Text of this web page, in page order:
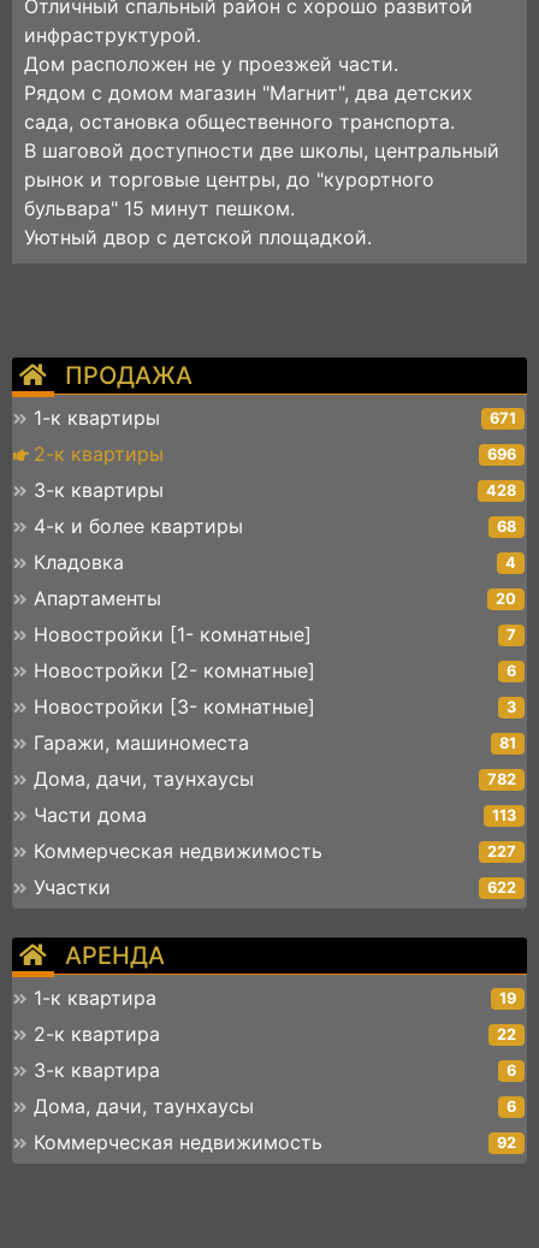
ПРОДАЖА
1-к квартиры 671
2-к квартиры 696
3-к квартиры 428
4-к и более квартиры 68
Кладовка 4
Апартаменты 20
Новостройки [1- комнатные] 7
Новостройки [2- комнатные] 6
Новостройки [3- комнатные] 3
Гаражи, машиноместа 81
Дома, дачи, таунхаусы 782
Части дома 113
Коммерческая недвижимость 227
Участки 622
АРЕНДА
1-к квартира 19
2-к квартира 22
3-к квартира 6
Дома, дачи, таунхаусы 6
Коммерческая недвижимость 92
Отличный спальный район с хорошо развитой
инфраструктурой.
Дом расположен не у проезжей части.
Рядом с домом магазин "Магнит", два детских
сада, остановка общественного транспорта.
В шаговой доступности две школы, центральный
рынок и торговые центры, до "курортного
бульвара" 15 минут пешком.
Уютный двор с детской площадкой.